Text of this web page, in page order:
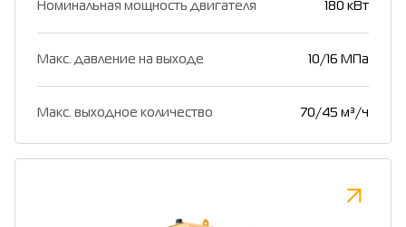
Номинальная мощность двигателя 180 кВт
Макс. давление на выходе 10/16 МПа
Макс. выходное количество 70/45 м³/ч